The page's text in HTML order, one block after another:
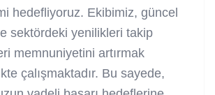
hedefliyoruz. Ekibimiz, güncel
sektördeki yenilikleri takip
memnuniyetini artırmak
çalışmaktadır. Bu sayede,